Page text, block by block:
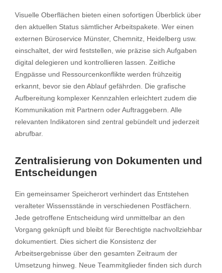
Visuelle Oberflächen bieten einen sofortigen Überblick über
den aktuellen Status sämtlicher Arbeitspakete. Wer einen
externen Büroservice Münster, Chemnitz, Heidelberg usw.
einschaltet, der wird feststellen, wie präzise sich Aufgaben
digital delegieren und kontrollieren lassen. Zeitliche
Engpässe und Ressourcenkonflikte werden frühzeitig
erkannt, bevor sie den Ablauf gefährden. Die grafische
Aufbereitung komplexer Kennzahlen erleichtert zudem die
Kommunikation mit Partnern oder Auftraggebern. Alle
relevanten Indikatoren sind zentral gebündelt und jederzeit
abrufbar.
Zentralisierung von Dokumenten und
Entscheidungen
Ein gemeinsamer Speicherort verhindert das Entstehen
veralteter Wissensstände in verschiedenen Postfächern.
Jede getroffene Entscheidung wird unmittelbar an den
Vorgang geknüpft und bleibt für Berechtigte nachvollziehbar
dokumentiert. Dies sichert die Konsistenz der
Arbeitsergebnisse über den gesamten Zeitraum der
Umsetzung hinweg. Neue Teammitglieder finden sich durch